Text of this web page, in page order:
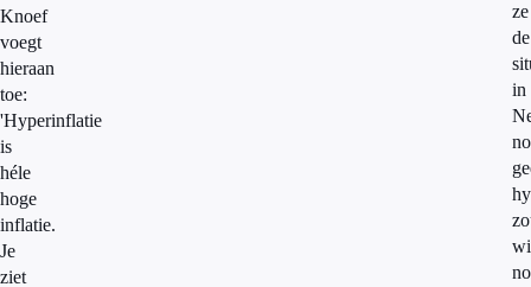
Knoef
voegt
hieraan
toe:
'Hyperinflatie
is
héle
hoge
inflatie.
Je
ziet
ze
de
in